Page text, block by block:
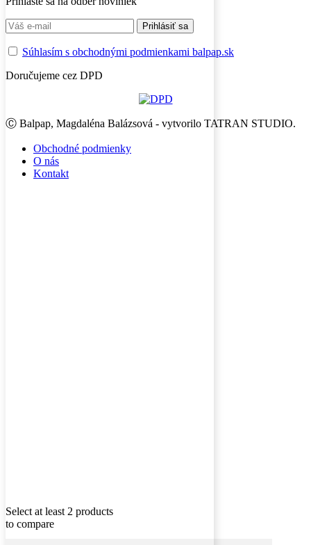
Súhlasím s obchodnými podmienkami balpap.sk
Doručujeme cez DPD
Ⓒ Balpap, Magdaléna Balázsová - vytvorilo TATRAN STUDIO.
Obchodné podmienky
O nás
Kontakt
Select at least 2 products
to compare